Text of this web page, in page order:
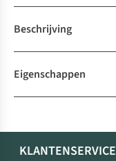
Beschrijving
Eigenschappen
KLANTENSERVICE